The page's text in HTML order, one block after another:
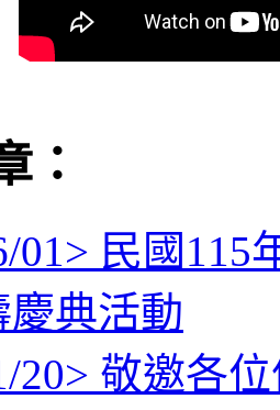
：
01> 民國115
典活動
20> 敬邀各